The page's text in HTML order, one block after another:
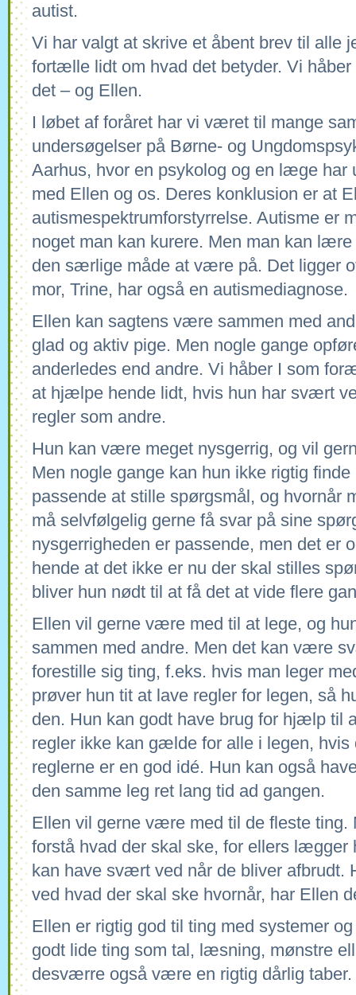
autist.
Vi har valgt at skrive et åbent brev til alle
fortælle lidt om hvad det betyder. Vi
det – og Ellen.
I løbet af foråret har vi været til mange
undersøgelser på Børne- og
Aarhus, hvor en psykolog og en læge har
med Ellen og os. Deres konklusion er at
autismespektrumforstyrrelse. Autisme er
noget man kan kurere. Men man kan
den særlige måde at være på. Det ligger
mor, Trine, har også en autismediagnose.
Ellen kan sagtens være sammen med
glad og aktiv pige. Men nogle gange
anderledes end andre. Vi håber I som
at hjælpe hende lidt, hvis hun har svært
regler som andre.
Hun kan være meget nysgerrig, og vil
Men nogle gange kan hun ikke rigtig
passende at stille spørgsmål, og hvornår
må selvfølgelig gerne få svar på sine
nysgerrigheden er passende, men det er
hende at det ikke er nu der skal stilles
bliver hun nødt til at få det at vide flere
Ellen vil gerne være med til at lege, og
sammen med andre. Men det kan være
forestille sig ting, f.eks. hvis man leger
prøver hun tit at lave regler for legen, så
den. Hun kan godt have brug for hjælp til
regler ikke kan gælde for alle i legen, hvis
reglerne er en god idé. Hun kan også
den samme leg ret lang tid ad gangen.
Ellen vil gerne være med til de fleste ting.
forstå hvad der skal ske, for ellers lægger
kan have svært ved når de bliver afbrudt.
ved hvad der skal ske hvornår, har Ellen
Ellen er rigtig god til ting med systemer
godt lide ting som tal, læsning, mønstre
desværre også være en rigtig dårlig taber.